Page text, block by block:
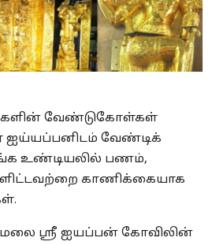
வேண்டுகோள்கள்
ஐய்யப்பனிடம் வேண்டிக்
உண்டியலில் பணம்,
காணிக்கையாக
ஸ்ரீ ஐயப்பன் கோவிலின்